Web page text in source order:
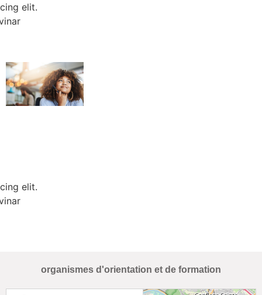
elit.
elit.
organismes d'orientation et de formation